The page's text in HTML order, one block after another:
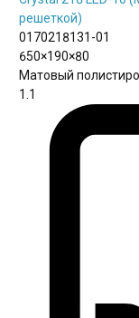
решеткой)
0170218131-01
650×190×80
Матовый
1.1